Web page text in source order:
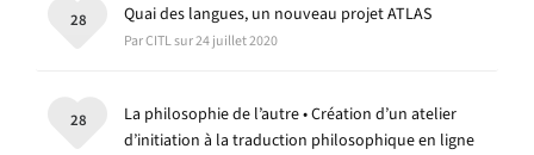
Quai des langues, un nouveau projet ATLAS
Par CITL sur 24 juillet 2020
28
La philosophie de l’autre • Création d’un atelier
d’initiation à la traduction philosophique en ligne
28